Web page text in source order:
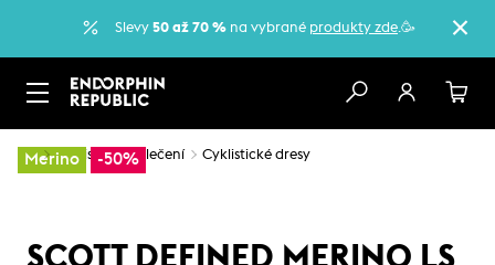
Slevy 50 až 70 % na vybrané produkty zde.🥳
Merino -50%
… Cyklistické oblečení Cyklistické dresy
SCOTT DEFINED MERINO LS